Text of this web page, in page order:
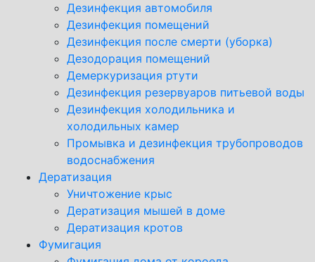
Дезинфекция автомобиля
Дезинфекция помещений
Дезинфекция после смерти (уборка)
Дезодорация помещений
Демеркуризация ртути
Дезинфекция резервуаров питьевой воды
Дезинфекция холодильника и
холодильных камер
Промывка и дезинфекция трубопроводов
водоснабжения
Дератизация
Уничтожение крыс
Дератизация мышей в доме
Дератизация кротов
Фумигация